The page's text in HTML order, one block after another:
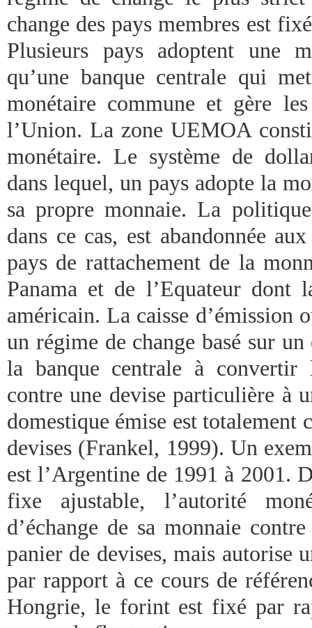
change des pays membres est
Plusieurs pays adoptent une
qu’une banque centrale qui
monétaire commune et gère
l’Union. La zone UEMOA
monétaire. Le système de
dans lequel, un pays adopte la
sa propre monnaie. La
dans ce cas, est abandonnée
pays de rattachement de la
Panama et de l’Equateur dont
américain. La caisse d’émission
un régime de change basé sur
la banque centrale à convertir
contre une devise particulière à
domestique émise est totalement
devises (Frankel, 1999). Un
est l’Argentine de 1991 à 2001.
fixe ajustable, l’autorité
d’échange de sa monnaie
panier de devises, mais autorise
par rapport à ce cours de
Hongrie, le forint est fixé par